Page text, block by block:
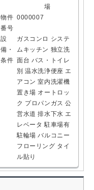
場
物件
番号
0000007
設
備・
条件
ガスコンロ システ
ムキッチン 独立洗
面台 バス・トイレ
別 温水洗浄便座 エ
アコン 室内洗濯機
置き場 オートロッ
ク プロパンガス 公
営水道 排水下水 エ
レベータ 駐車場有
駐輪場 バルコニー
フローリング タイ
ル貼り